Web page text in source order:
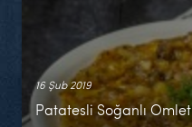
16 Şub 2019
Patatesli Soğanlı Omlet